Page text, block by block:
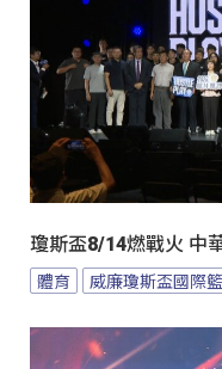
瓊斯盃8/14燃戰火 中
體育 威廉瓊斯盃國際